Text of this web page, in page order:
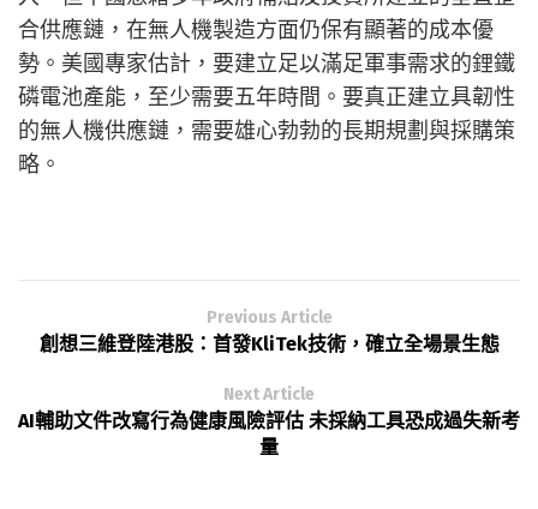
合供應鏈，在無人機製造方面仍保有顯著的成本優
勢。美國專家估計，要建立足以滿足軍事需求的鋰鐵
磷電池產能，至少需要五年時間。要真正建立具韌性
的無人機供應鏈，需要雄心勃勃的長期規劃與採購策
略。
Previous Article
創想三維登陸港股：首發KliTek技術，確立全場景生態
Next Article
AI輔助文件改寫行為健康風險評估 未採納工具恐成過失新考
量